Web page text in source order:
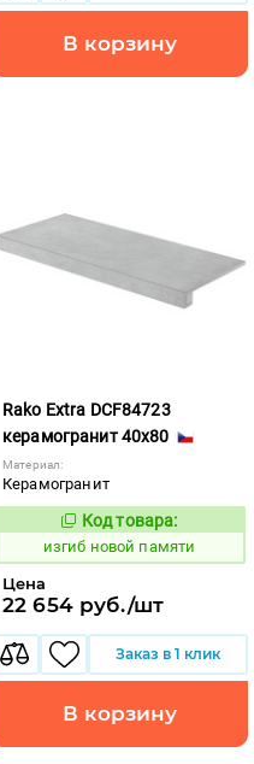
В корзину
Rako Extra DCF84723
керамогранит 40x80
Материал:
Керамогранит
570693
Код товара:
изгиб новой памяти
Цена
22 654 руб./шт
Заказ в 1 клик
В корзину